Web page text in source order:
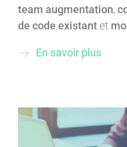
team augmentation,
de code existantet
En savoir plus